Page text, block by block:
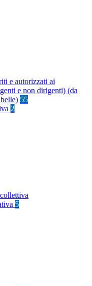
e autorizzati ai
e non dirigenti) (da
55
2
5